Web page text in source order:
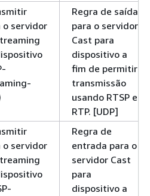
o servidor
Regra de saída
para o servidor
Cast para
dispositivo a
fim de permitir
transmissão
usando RTSP e
RTP. [UDP]
o servidor
Regra de
entrada para o
servidor Cast
para
dispositivo a